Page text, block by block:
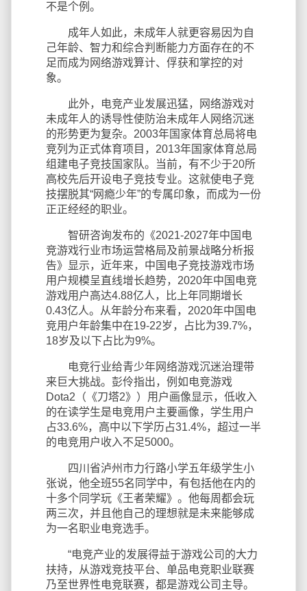
不是个例。
成年人如此，未成年人就更容易因为自
己年龄、智力和综合判断能力方面存在的不
足而成为网络游戏算计、俘获和掌控的对
象。
此外，电竞产业发展迅猛，网络游戏对
未成年人的诱导性使防治未成年人网络沉迷
的形势更为复杂。2003年国家体育总局将电
竞列为正式体育项目，2013年国家体育总局
组建电子竞技国家队。当前，有不少于20所
高校先后开设电子竞技专业。这就使电子竞
技摆脱其“网瘾少年”的专属印象，而成为一份
正正经经的职业。
智研咨询发布的《2021-2027年中国电
竞游戏行业市场运营格局及前景战略分析报
告》显示，近年来，中国电子竞技游戏市场
用户规模呈直线增长趋势，2020年中国电竞
游戏用户高达4.88亿人，比上年同期增长
0.43亿人。从年龄分布来看，2020年中国电
竞用户年龄集中在19-22岁，占比为39.7%，
18岁及以下占比为9%。
电竞行业给青少年网络游戏沉迷治理带
来巨大挑战。彭伶指出，例如电竞游戏
Dota2（《刀塔2》）用户画像显示，低收入
的在读学生是电竞用户主要画像，学生用户
占33.6%，高中以下学历占31.4%，超过一半
的电竞用户收入不足5000。
四川省泸州市力行路小学五年级学生小
张说，他全班55名同学中，有包括他在内的
十多个同学玩《王者荣耀》。他每周都会玩
两三次，并且他自己的理想就是未来能够成
为一名职业电竞选手。
“电竞产业的发展得益于游戏公司的大力
扶持，从游戏竞技平台、单品电竞职业联赛
乃至世界性电竞联赛，都是游戏公司主导。